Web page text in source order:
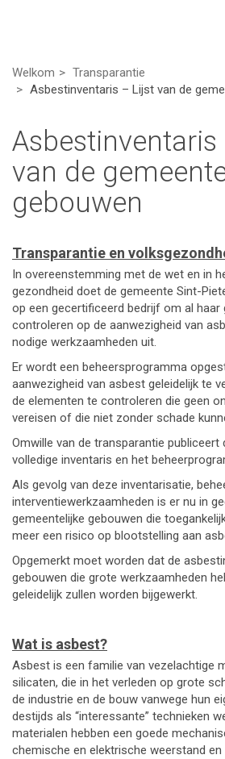
Welkom
Transparantie
Asbestinventaris – Lijst van de
van de
gebouwen
Transparantie en
In overeenstemming met de wet en in
gezondheid doet de gemeente Sint-
op een gecertificeerd bedrijf om al haar
controleren op de aanwezigheid van
nodige werkzaamheden uit.
Er wordt een beheersprogramma
aanwezigheid van asbest geleidelijk te
de elementen te controleren die geen
vereisen of die niet zonder schade
Omwille van de transparantie publiceert
volledige inventaris en het
Als gevolg van deze inventarisatie,
interventiewerkzaamheden is er nu in
gemeentelijke gebouwen die
meer een risico op blootstelling aan
Opgemerkt moet worden dat de
gebouwen die grote werkzaamheden
geleidelijk zullen worden bijgewerkt.
Wat is asbest?
Asbest is een familie van vezelachtige
silicaten, die in het verleden op grote
de industrie en de bouw vanwege hun
destijds als “interessante” technieken
materialen hebben een goede
chemische en elektrische weerstand